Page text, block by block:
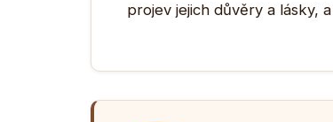
projev jejich důvěry a lásky,